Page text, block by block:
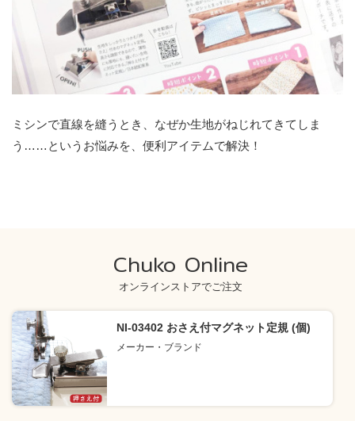
ミシンで直線を縫うとき、なぜか生地がねじれてきてしま
う……というお悩みを、便利アイテムで解決！
Chuko Online
オンラインストアでご注文
NI-03402 おさえ付マグネット定規 (個)
メーカー・ブランド